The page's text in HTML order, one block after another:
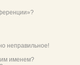
неправильное!
именем?